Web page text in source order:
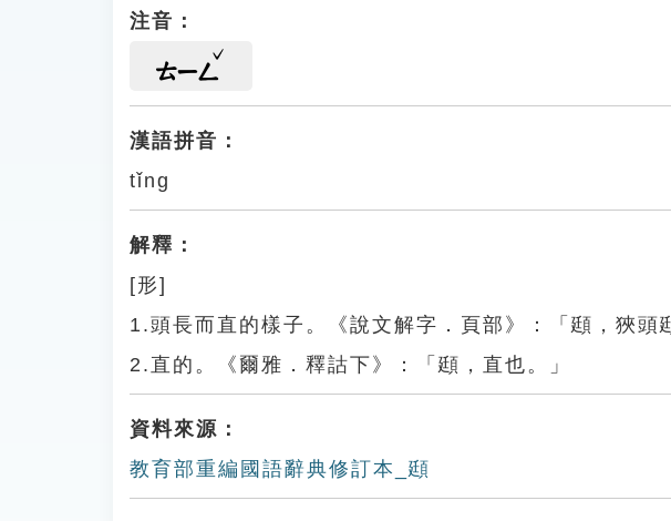
注音：
ㄊㄧㄥ
漢語拼音：
tǐng
解釋：
[形]
1.頭長而直的樣子。《說文解字．頁部》：「頲，狹頭
2.直的。《爾雅．釋詁下》：「頲，直也。」
資料來源：
教育部重編國語辭典修訂本_頲